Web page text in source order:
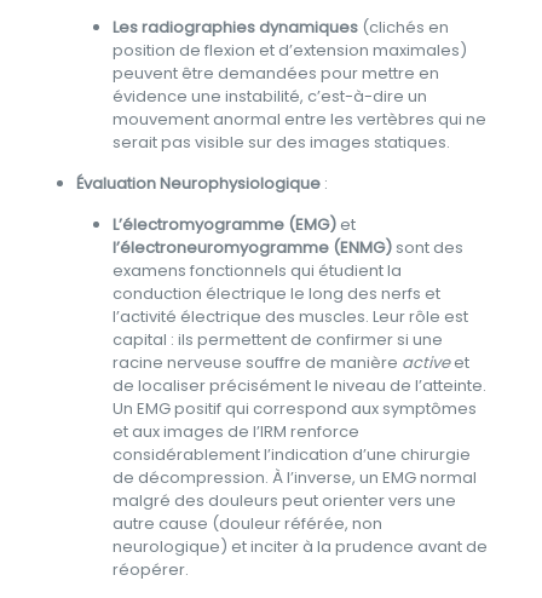
Les radiographies dynamiques (clichés en
position de flexion et d’extension maximales)
peuvent être demandées pour mettre en
évidence une instabilité, c’est-à-dire un
mouvement anormal entre les vertèbres qui ne
serait pas visible sur des images statiques.
Évaluation Neurophysiologique :
L’électromyogramme (EMG) et
l’électroneuromyogramme (ENMG) sont des
examens fonctionnels qui étudient la
conduction électrique le long des nerfs et
l’activité électrique des muscles. Leur rôle est
capital : ils permettent de confirmer si une
racine nerveuse souffre de manière activeet
de localiser précisément le niveau de l’atteinte.
Un EMG positif qui correspond aux symptômes
et aux images de l’IRM renforce
considérablement l’indication d’une chirurgie
de décompression. À l’inverse, un EMG normal
malgré des douleurs peut orienter vers une
autre cause (douleur référée, non
neurologique) et inciter à la prudence avant de
réopérer.